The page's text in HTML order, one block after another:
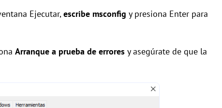
Ejecutar,escribe msconfig y presiona Enter para
Arranque a prueba de errores y asegúrate de que la